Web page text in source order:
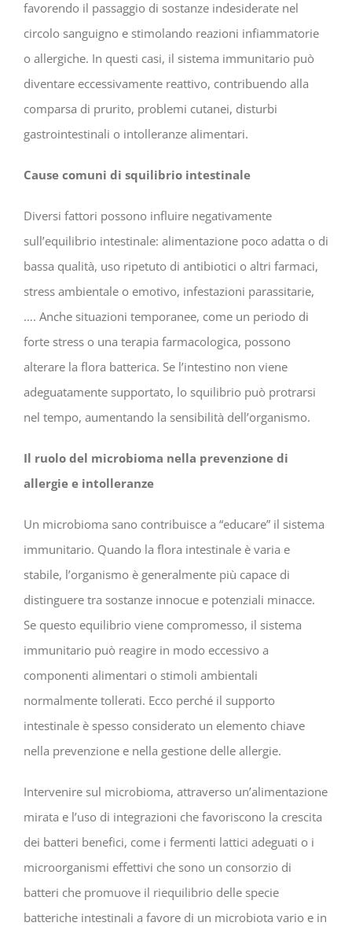
favorendo il passaggio di sostanze indesiderate nel
circolo sanguigno e stimolando reazioni infiammatorie
o allergiche. In questi casi, il sistema immunitario può
diventare eccessivamente reattivo, contribuendo alla
comparsa di prurito, problemi cutanei, disturbi
gastrointestinali o intolleranze alimentari.
Cause comuni di squilibrio intestinale
Diversi fattori possono influire negativamente
sull’equilibrio intestinale: alimentazione poco adatta o di
bassa qualità, uso ripetuto di antibiotici o altri farmaci,
stress ambientale o emotivo, infestazioni parassitarie,
…. Anche situazioni temporanee, come un periodo di
forte stress o una terapia farmacologica, possono
alterare la flora batterica. Se l’intestino non viene
adeguatamente supportato, lo squilibrio può protrarsi
nel tempo, aumentando la sensibilità dell’organismo.
Il ruolo del microbioma nella prevenzione di
allergie e intolleranze
Un microbioma sano contribuisce a “educare” il sistema
immunitario. Quando la flora intestinale è varia e
stabile, l’organismo è generalmente più capace di
distinguere tra sostanze innocue e potenziali minacce.
Se questo equilibrio viene compromesso, il sistema
immunitario può reagire in modo eccessivo a
componenti alimentari o stimoli ambientali
normalmente tollerati. Ecco perché il supporto
intestinale è spesso considerato un elemento chiave
nella prevenzione e nella gestione delle allergie.
Intervenire sul microbioma, attraverso un’alimentazione
mirata e l’uso di integrazioni che favoriscono la crescita
dei batteri benefici, come i fermenti lattici adeguati o i
microorganismi effettivi che sono un consorzio di
batteri che promuove il riequilibrio delle specie
batteriche intestinali a favore di un microbiota vario e in